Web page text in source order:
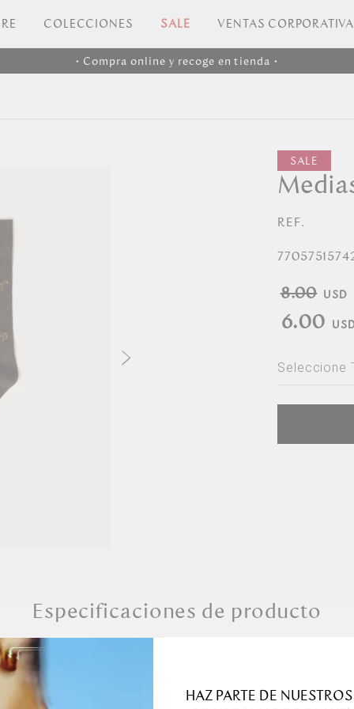
COLECCIONES SALE VENTAS
• Compra online y recoge en tienda •
REF.
8.00
6.00
Seleccione
Especificaciones de producto
sido creada para
Dimensiones
HAZ PARTE DE